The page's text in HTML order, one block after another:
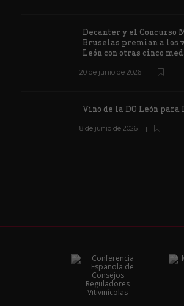
Decanter y el Concurso
Bruselas premian a los
León con otras cinco
20 de junio de 2026
Vino de la DO León para
8 de junio de 2026